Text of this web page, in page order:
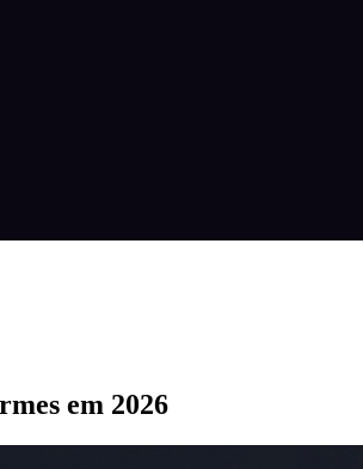
em 2026